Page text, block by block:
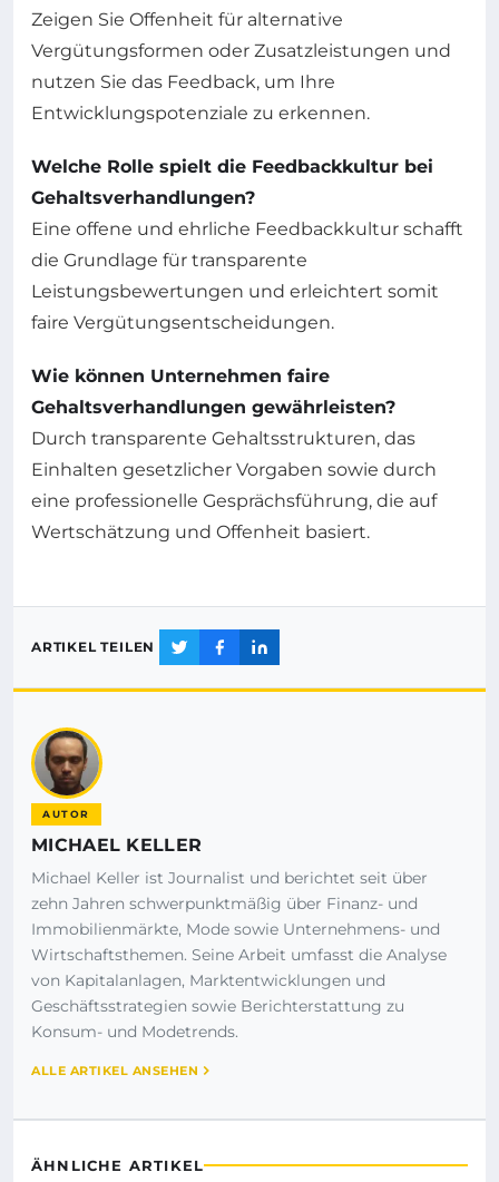
Zeigen Sie Offenheit für alternative
Vergütungsformen oder Zusatzleistungen und
nutzen Sie das Feedback, um Ihre
Entwicklungspotenziale zu erkennen.
Welche Rolle spielt die Feedbackkultur bei
Gehaltsverhandlungen?
Eine offene und ehrliche Feedbackkultur schafft
die Grundlage für transparente
Leistungsbewertungen und erleichtert somit
faire Vergütungsentscheidungen.
Wie können Unternehmen faire
Gehaltsverhandlungen gewährleisten?
Durch transparente Gehaltsstrukturen, das
Einhalten gesetzlicher Vorgaben sowie durch
eine professionelle Gesprächsführung, die auf
Wertschätzung und Offenheit basiert.
ARTIKEL TEILEN
AUTOR
MICHAEL KELLER
Michael Keller ist Journalist und berichtet seit über
zehn Jahren schwerpunktmäßig über Finanz- und
Immobilienmärkte, Mode sowie Unternehmens- und
Wirtschaftsthemen. Seine Arbeit umfasst die Analyse
von Kapitalanlagen, Marktentwicklungen und
Geschäftsstrategien sowie Berichterstattung zu
Konsum- und Modetrends.
ALLE ARTIKEL ANSEHEN
ÄHNLICHE ARTIKEL